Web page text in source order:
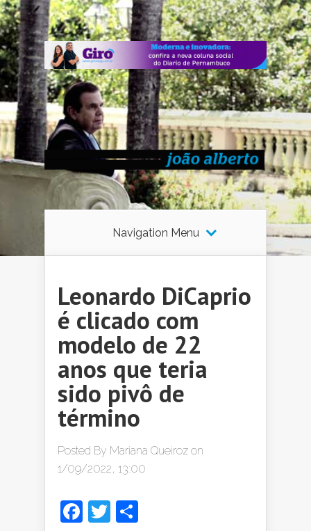
Navigation Menu
Leonardo DiCaprio
é clicado com
modelo de 22
anos que teria
sido pivô de
término
Posted By Mariana Queiroz on
1/09/2022, 13:00
Facebook
Twitter